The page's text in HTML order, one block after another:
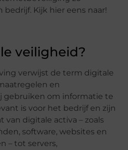
bedrijf. Kijk hier eens naar!
veiligheid?
verwijst de term digitale
en
gebruiken om informatie te
is voor het bedrijf en zijn
van digitale activa – zoals
software, websites en
– tot servers,